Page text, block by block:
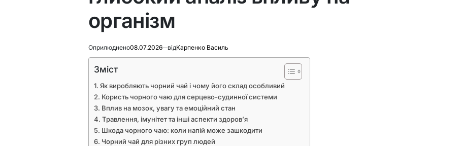
організм
Оприлюднено08.07.2026 відКарпенко Василь
Зміст
Як виробляють чорний чай і чому його склад особливий
Користь чорного чаю для серцево-судинної системи
Вплив на мозок, увагу та емоційний стан
Травлення, імунітет та інші аспекти здоров’я
Шкода чорного чаю: коли напій може зашкодити
Чорний чай для різних груп людей